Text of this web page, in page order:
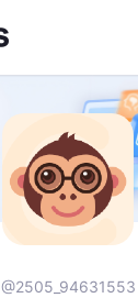
@2505_94631553